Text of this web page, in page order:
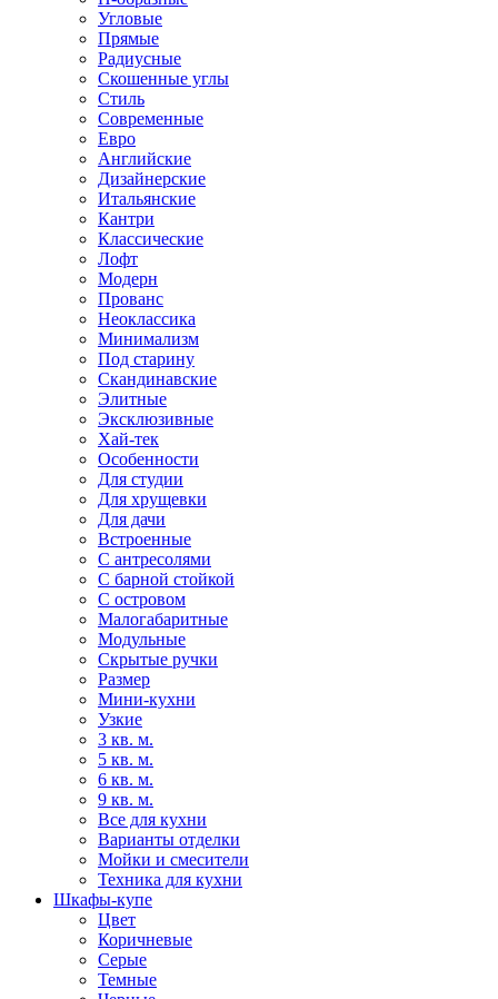
Угловые
Прямые
Радиусные
Скошенные углы
Стиль
Современные
Евро
Английские
Дизайнерские
Итальянские
Кантри
Классические
Лофт
Модерн
Прованс
Неоклассика
Минимализм
Под старину
Скандинавские
Элитные
Эксклюзивные
Хай-тек
Особенности
Для студии
Для хрущевки
Для дачи
Встроенные
С антресолями
С барной стойкой
С островом
Малогабаритные
Модульные
Скрытые ручки
Размер
Мини-кухни
Узкие
3 кв. м.
5 кв. м.
6 кв. м.
9 кв. м.
Все для кухни
Варианты отделки
Мойки и смесители
Техника для кухни
Шкафы-купе
Цвет
Коричневые
Серые
Темные